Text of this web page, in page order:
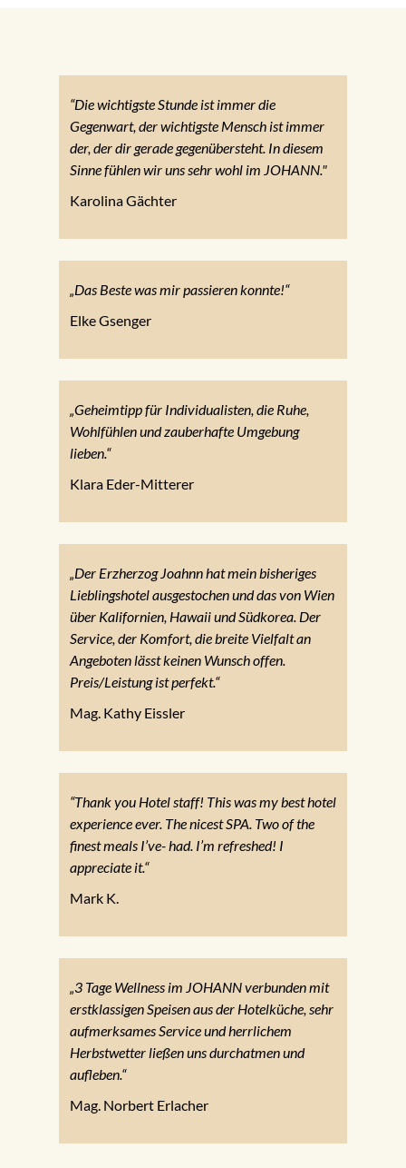
“Die wichtigste Stunde ist immer die
Gegenwart, der wichtigste Mensch ist immer
der, der dir gerade gegenübersteht. In diesem
Sinne fühlen wir uns sehr wohl im JOHANN."
Karolina Gächter
„Das Beste was mir passieren konnte!“
Elke Gsenger
„Geheimtipp für Individualisten, die Ruhe,
Wohlfühlen und zauberhafte Umgebung
lieben.“
Klara Eder-Mitterer
„Der Erzherzog Joahnn hat mein bisheriges
Lieblingshotel ausgestochen und das von Wien
über Kalifornien, Hawaii und Südkorea. Der
Service, der Komfort, die breite Vielfalt an
Angeboten lässt keinen Wunsch offen.
Preis/Leistung ist perfekt.“
Mag. Kathy Eissler
“Thank you Hotel staff! This was my best hotel
experience ever. The nicest SPA. Two of the
finest meals I’ve- had. I’m refreshed! I
appreciate it.“
Mark K.
„3 Tage Wellness im JOHANN verbunden mit
erstklassigen Speisen aus der Hotelküche, sehr
aufmerksames Service und herrlichem
Herbstwetter ließen uns durchatmen und
aufleben.“
Mag. Norbert Erlacher